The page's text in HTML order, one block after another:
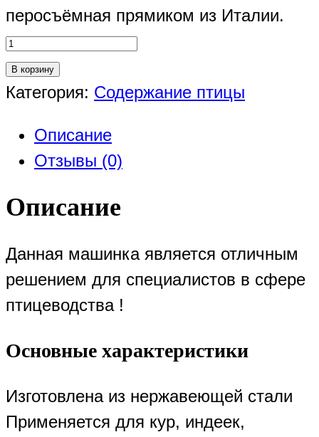
перосъёмная прямиком из Италии.
В корзину
Категория: Содержание птицы
Описание
Отзывы (0)
Описание
Данная машинка является отличным
решением для специалистов в сфере
птицеводства !
Основные характеристики
Изготовлена из нержавеющей стали
Применяется для кур, индеек,